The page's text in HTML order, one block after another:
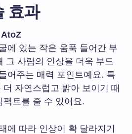
효과
AtoZ
에 있는 작은 움푹 들어간 부
그 사람의 인상을 더욱 부드
어주는 매력 포인트예요. 특
자연스럽고 밝아 보이기 때
트를 줄 수 있어요.
에 따라 인상이 확 달라지기